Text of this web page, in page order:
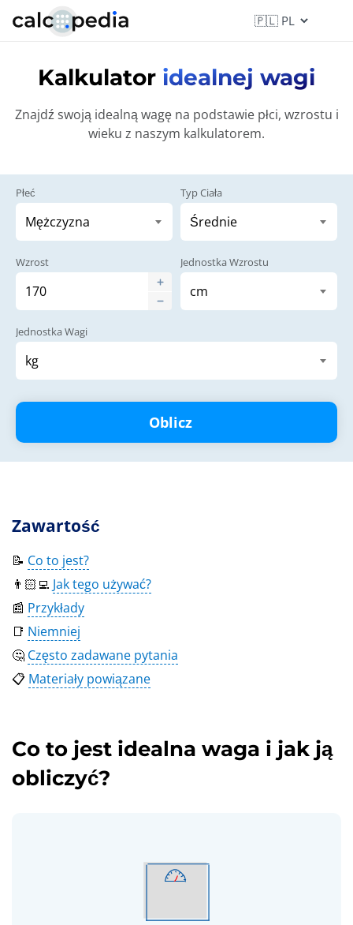
Kalkulator idealnej wagi
Znajdź swoją idealną wagę na podstawie płci, wzrostu i
wieku z naszym kalkulatorem.
Płeć Typ Ciała
Wzrost Jednostka Wzrostu
Jednostka Wagi
Oblicz
Zawartość
📝 Co to jest?
👨🏻‍💻 Jak tego używać?
📰 Przykłady
📑 Niemniej
🤔 Często zadawane pytania
📋 Materiały powiązane
Co to jest idealna waga i jak ją
obliczyć?